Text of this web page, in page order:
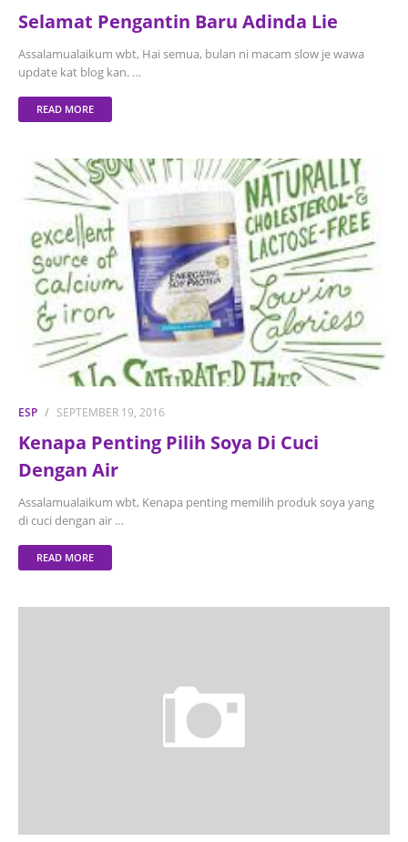
Selamat Pengantin Baru Adinda Lie
Assalamualaikum wbt, Hai semua, bulan ni macam slow je wawa
update kat blog kan. …
READ MORE
ESP SEPTEMBER 19, 2016
Kenapa Penting Pilih Soya Di Cuci
Dengan Air
Assalamualaikum wbt, Kenapa penting memilih produk soya yang
di cuci dengan air …
READ MORE